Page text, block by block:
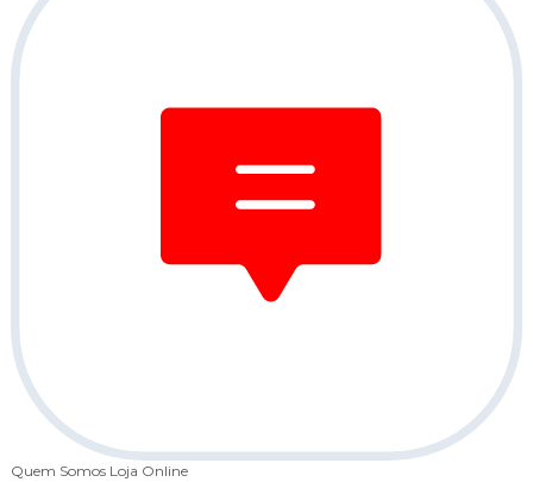
Quem Somos Loja Online